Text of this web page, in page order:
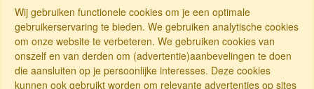
Wij gebruiken functionele cookies om je een optimale
gebruikerservaring te bieden. We gebruiken analytische cookies
om onze website te verbeteren. We gebruiken cookies van
onszelf en van derden om (advertentie)aanbevelingen te doen
die aansluiten op je persoonlijke interesses. Deze cookies
kunnen ook gebruikt worden om relevante advertenties op sites